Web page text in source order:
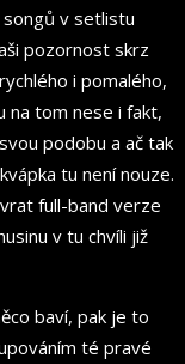
v setlistu
pozornost skrz
i pomalého,
na tom nese i fakt,
podobu a ač tak
tu není nouze.
full-band verze
v tu chvíli již
baví, pak je to
té pravé